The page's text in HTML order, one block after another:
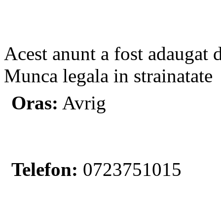
Acest anunt a fost adaugat
Munca legala in strainatate
Oras: Avrig
Telefon: 0723751015